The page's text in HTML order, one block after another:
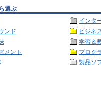
選ぶ
インタ
ンド
ビジネス
学習＆
メント
プログ
製品ソ